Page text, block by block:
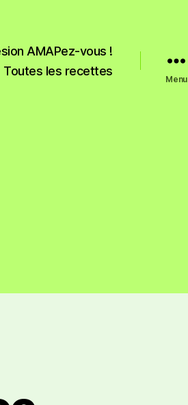
AMAPez-vous !
Toutes les recettes
Menu